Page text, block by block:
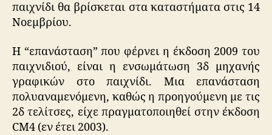
παιχνίδι θα βρίσκεται στα καταστήματα στις 14
Νοεμβρίου.
Η “επανάσταση” που φέρνει η έκδοση 2009 του
παιχνιδιού, είναι η ενσωμάτωση 3δ μηχανής
γραφικών στο παιχνίδι. Μια επανάσταση
πολυαναμενόμενη, καθώς η προηγούμενη με τις
2δ τελίτσες, είχε πραγματοποιηθεί στην έκδοση
CM4 (εν έτει 2003).